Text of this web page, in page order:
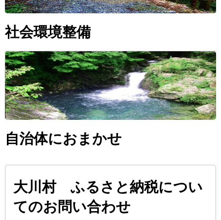
社会環境整備
自治体におまかせ
大川村 ふるさと納税につい
てのお問い合わせ